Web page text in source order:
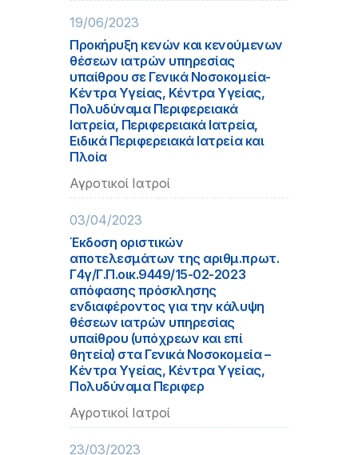
19/06/2023
Προκήρυξη κενών και κενούμενων
θέσεων ιατρών υπηρεσίας
υπαίθρου σε Γενικά Νοσοκομεία-
Κέντρα Υγείας, Κέντρα Υγείας,
Πολυδύναμα Περιφερειακά
Ιατρεία, Περιφερειακά Ιατρεία,
Ειδικά Περιφερειακά Ιατρεία και
Πλοία
Αγροτικοί Ιατροί
03/04/2023
Έκδοση οριστικών
αποτελεσμάτων της αριθμ.πρωτ.
Γ4γ/Γ.Π.οικ.9449/15-02-2023
απόφασης πρόσκλησης
ενδιαφέροντος για την κάλυψη
θέσεων ιατρών υπηρεσίας
υπαίθρου (υπόχρεων και επί
θητεία) στα Γενικά Νοσοκομεία –
Κέντρα Υγείας, Κέντρα Υγείας,
Πολυδύναμα Περιφερ
Αγροτικοί Ιατροί
23/03/2023